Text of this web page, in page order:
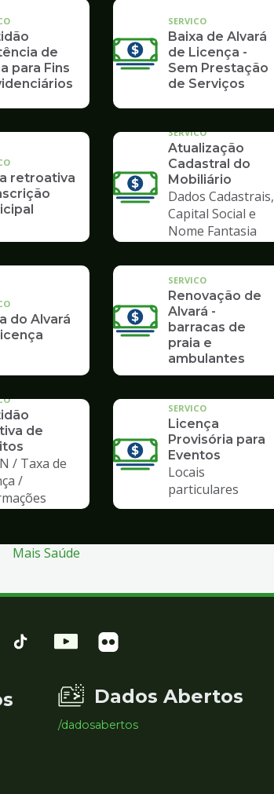
de
para Fins
SERVICO
Baixa de Alvará
de Licença -
Sem Prestação
de Serviços
retroativa
SERVICO
Atualização
Cadastral do
Mobiliário
Dados Cadastrais,
Capital Social e
Nome Fantasia
do Alvará
SERVICO
Renovação de
Alvará -
barracas de
praia e
ambulantes
de
/ Taxa de
/
SERVICO
Licença
Provisória para
Eventos
Locais
particulares
Mais Saúde
Dados Abertos
/dadosabertos